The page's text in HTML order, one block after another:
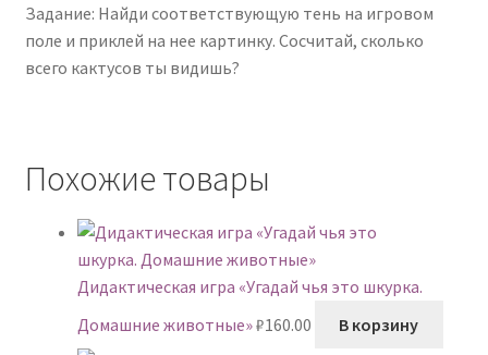
Задание: Найди соответствующую тень на игровом
поле и приклей на нее картинку. Сосчитай, сколько
всего кактусов ты видишь?
Похожие товары
Дидактическая игра «Угадай чья это шкурка.
Домашние животные»₽160.00 В корзину